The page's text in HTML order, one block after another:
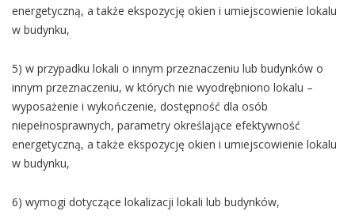
energetyczną, a także ekspozycję okien i umiejscowienie lokalu
w budynku,
5) w przypadku lokali o innym przeznaczeniu lub budynków o
innym przeznaczeniu, w których nie wyodrębniono lokalu –
wyposażenie i wykończenie, dostępność dla osób
niepełnosprawnych, parametry określające efektywność
energetyczną, a także ekspozycję okien i umiejscowienie lokalu
w budynku,
6) wymogi dotyczące lokalizacji lokali lub budynków,